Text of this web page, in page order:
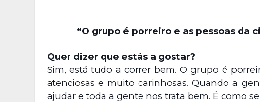
“O grupo é porreiro e as pessoas da
Quer dizer que estás a gostar?
Sim, está tudo a correr bem. O grupo é
atenciosas e muito carinhosas. Quando a
ajudar e toda a gente nos trata bem. É como